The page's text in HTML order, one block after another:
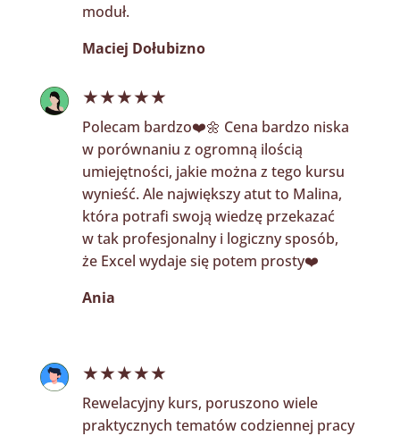
moduł.
Maciej Dołubizno
★★★★★
Polecam bardzo❤️🌼 Cena bardzo niska
w porównaniu z ogromną ilością
umiejętności, jakie można z tego kursu
wynieść. Ale największy atut to Malina,
która potrafi swoją wiedzę przekazać
w tak profesjonalny i logiczny sposób,
że Excel wydaje się potem prosty❤️
Ania
★★★★★
Rewelacyjny kurs, poruszono wiele
praktycznych tematów codziennej pracy